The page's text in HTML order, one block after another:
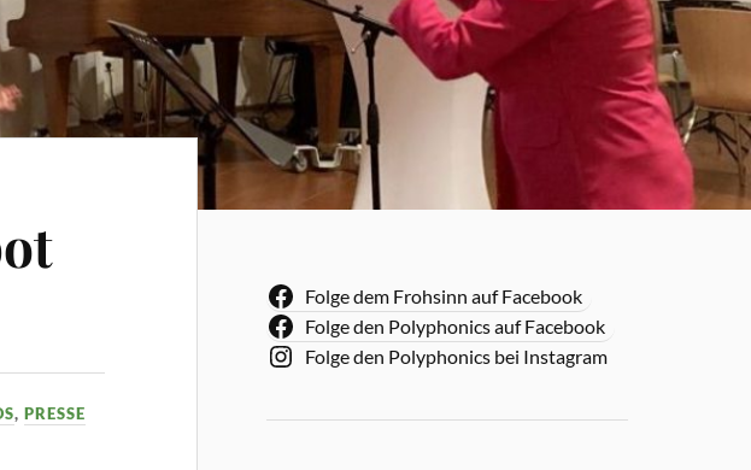
,PRESSE
Folge dem Frohsinn auf Facebook
Folge den Polyphonics auf Facebook
Folge den Polyphonics bei Instagram